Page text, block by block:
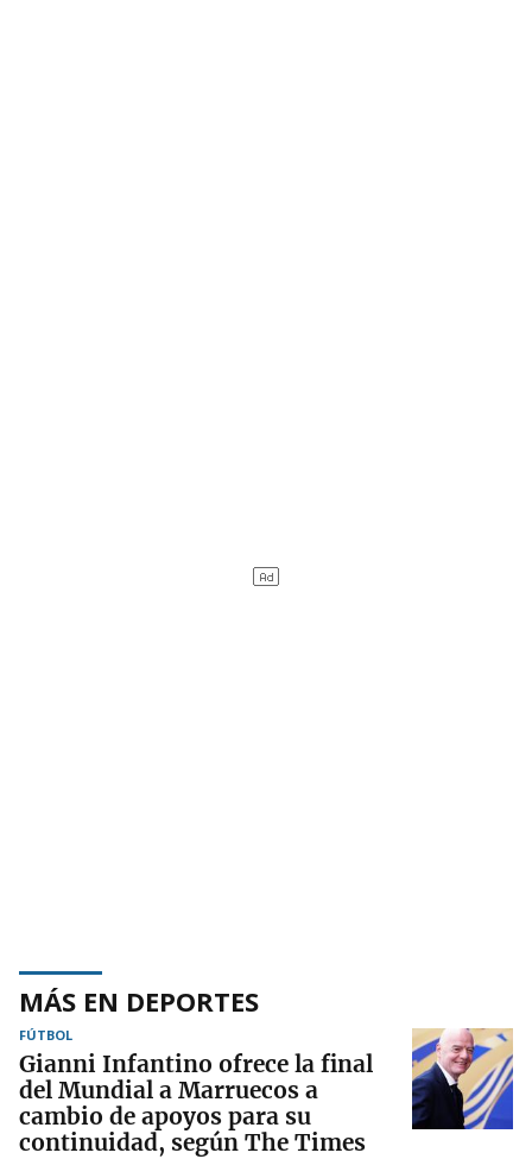
MÁS EN DEPORTES
FÚTBOL
Gianni Infantino ofrece la final
del Mundial a Marruecos a
cambio de apoyos para su
continuidad, según The Times